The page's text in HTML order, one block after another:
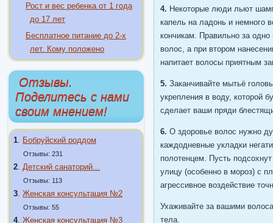
Рост и вес ребенка от 1 года
до 17 лет
Бесплатное питание до 2-х
лет. Кому положено
Отзывы.
Поделитесь с нами
своим мнением!
1 Бобруйский роддом
Отзывы: 231
2 Детский санаторий...
Отзывы: 113
3 Женская консультация №2
Отзывы: 55
4. Женская консультация №3
4. Некоторые люди льют
капель на ладонь и немного
кончикам. Правильно за
волос, а при втором
напитает волосы приятным
5. Заканчивайте мытьё
укрепления в воду, которой
сделает ваши пряди
6. О здоровье волос нужно
каждодневные укладки
полотенцем. Пусть
улицу (особенно в мороз) с
агрессивное воздействие
Ухаживайте за вашими
тела.